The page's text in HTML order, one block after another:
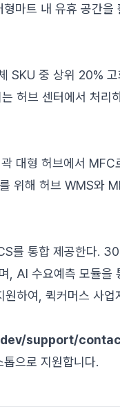
마트 내 유휴 공간을
SKU 중 상위 20%
허브 센터에서 처리
대형 허브에서 MFC
위해 허브 WMS와
를 통합 제공한다.
, AI 수요예측 모듈을
하여, 퀵커머스 사업
support/
으로 지원합니다.